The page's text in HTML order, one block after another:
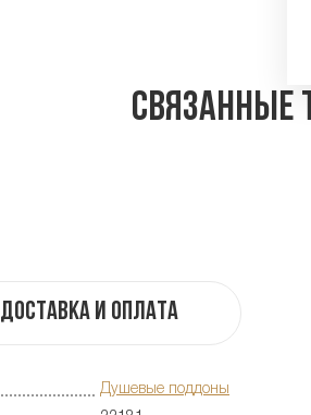
Связанные
Доставка и оплата
Душевые поддоны